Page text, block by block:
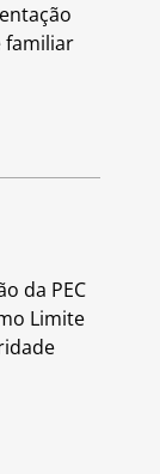
familiar
da PEC
Limite